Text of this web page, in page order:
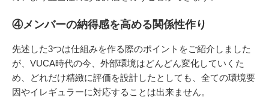
④メンバーの納得感を高める関係性作り
先述した3つは仕組みを作る際のポイントをご紹介しました
が、VUCA時代の今、外部環境はどんどん変化していくた
め、どれだけ精緻に評価を設計したとしても、全ての環境要
因やイレギュラーに対応することは出来ません。